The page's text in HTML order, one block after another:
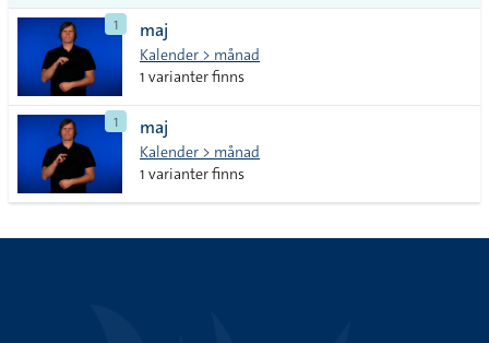
alla i
lista
1 maj
Kalender > månad
1 varianter finns
1 maj
Kalender > månad
1 varianter finns